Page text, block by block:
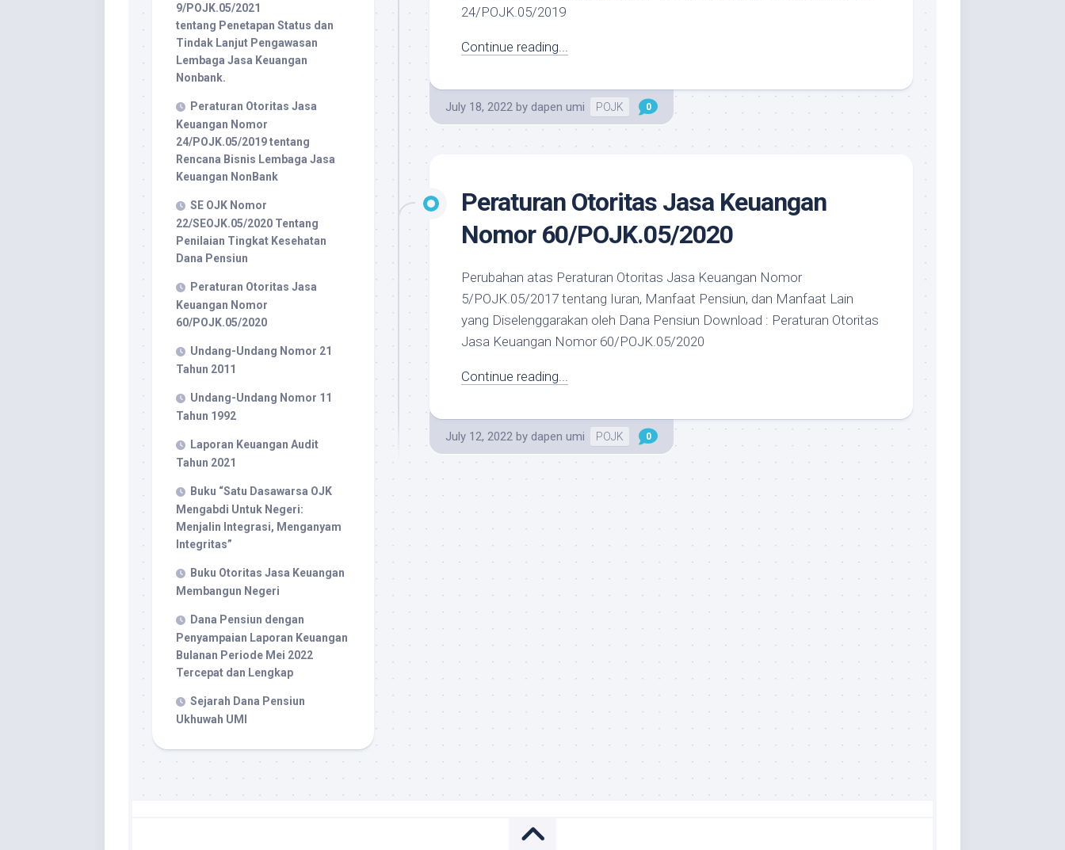
24/POJK.05/2019
Continue reading...
July 18, 2022 by dapen umi POJK 0
Peraturan Otoritas Jasa Keuangan
Nomor 60/POJK.05/2020
Perubahan atas Peraturan Otoritas Jasa Keuangan Nomor
5/POJK.05/2017 tentang Iuran, Manfaat Pensiun, dan Manfaat Lain
yang Diselenggarakan oleh Dana Pensiun Download : Peraturan Otoritas
Jasa Keuangan Nomor 60/POJK.05/2020
Continue reading...
July 12, 2022 by dapen umi POJK 0
9/POJK.05/2021
tentang Penetapan Status dan
Tindak Lanjut Pengawasan
Lembaga Jasa Keuangan
Nonbank.
Peraturan Otoritas Jasa
Keuangan Nomor
24/POJK.05/2019 tentang
Rencana Bisnis Lembaga Jasa
Keuangan NonBank
SE OJK Nomor
22/SEOJK.05/2020 Tentang
Penilaian Tingkat Kesehatan
Dana Pensiun
Peraturan Otoritas Jasa
Keuangan Nomor
60/POJK.05/2020
Undang-Undang Nomor 21
Tahun 2011
Undang-Undang Nomor 11
Tahun 1992
Laporan Keuangan Audit
Tahun 2021
Buku “Satu Dasawarsa OJK
Mengabdi Untuk Negeri:
Menjalin Integrasi, Menganyam
Integritas”
Buku Otoritas Jasa Keuangan
Membangun Negeri
Dana Pensiun dengan
Penyampaian Laporan Keuangan
Bulanan Periode Mei 2022
Tercepat dan Lengkap
Sejarah Dana Pensiun
Ukhuwah UMI